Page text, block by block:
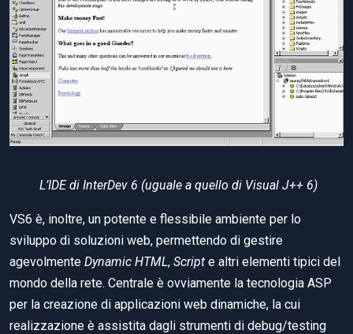
L’IDE di InterDev 6 (uguale a quello di Visual J++ 6)
VS6 è, inoltre, un potente e flessibile ambiente per lo
sviluppo di soluzioni web, permettendo di gestire
agevolmente Dynamic HTML, Script e altri elementi tipici del
mondo della rete. Centrale è ovviamente la tecnologia ASP
per la creazione di applicazioni web dinamiche, la cui
realizzazione è assistita dagli strumenti di debug/testing